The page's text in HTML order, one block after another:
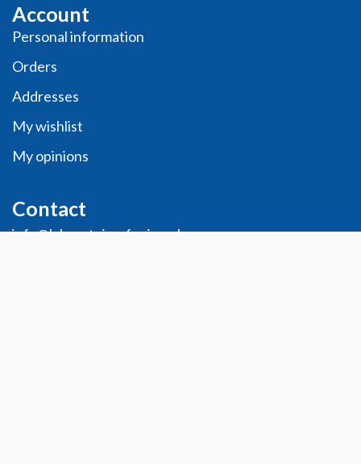
Account
Personal information
Orders
Addresses
My wishlist
My opinions
Contact
info@laboratoiresfenioux.be